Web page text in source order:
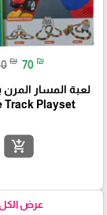
₪ 70 ₪
لعبة المسار المرن
Track Playset
add_shopping_cart
عرض الكل